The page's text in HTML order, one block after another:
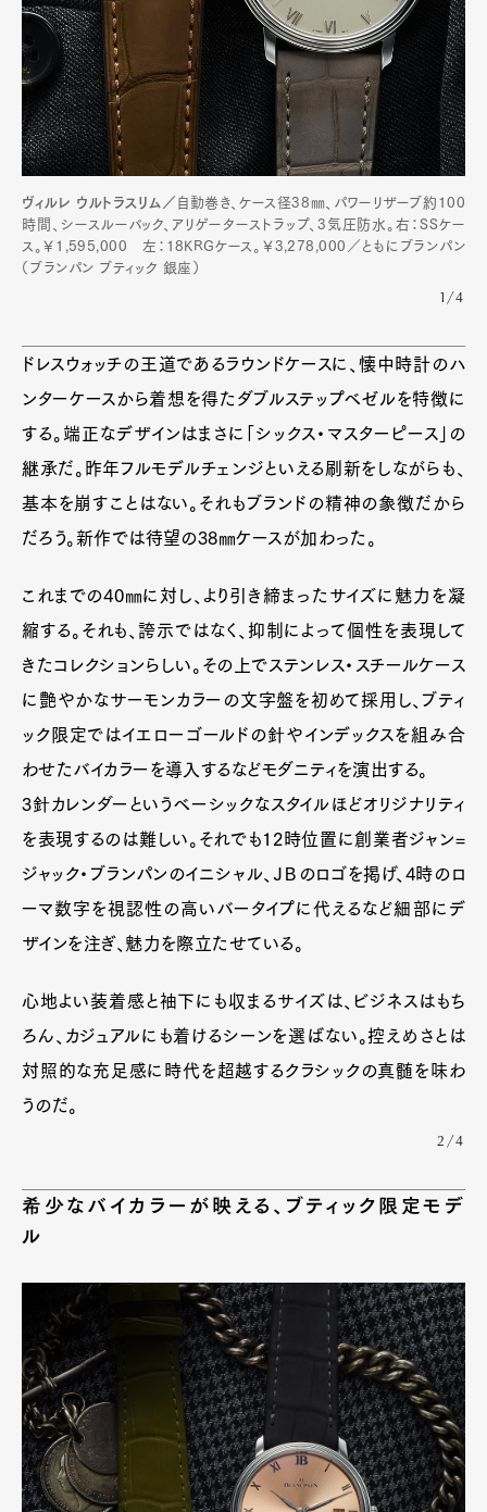
Art&DesignWatch
Official Columnist
About
Contact
Pen Meet
Pen international Pen tw
ヴィルレ ウルトラスリム／ 自動巻き、ケース径38㎜、パワーリザーブ約100
時間、シースルーバック、アリゲーターストラップ、3気圧防水。右：SSケー
ス。￥1,595,000 左：18KRGケース。￥3,278,000／ともにブランパン
（ブランパン ブティック 銀座）
1/4
ドレスウォッチの王道であるラウンドケースに、懐中時計のハ
ンターケースから着想を得たダブルステップベゼルを特徴に
する。端正なデザインはまさに「シックス・マスターピース」の
継承だ。昨年フルモデルチェンジといえる刷新をしながらも、
基本を崩すことはない。それもブランドの精神の象徴だから
だろう。新作では待望の38㎜ケースが加わった。
これまでの40㎜に対し、より引き締まったサイズに魅力を凝
縮する。それも、誇示ではなく、抑制によって個性を表現して
きたコレクションらしい。その上でステンレス・スチールケース
に艶やかなサーモンカラーの文字盤を初めて採用し、ブティ
ック限定ではイエローゴールドの針やインデックスを組み合
わせたバイカラーを導入するなどモダニティを演出する。
3針カレンダーというベーシックなスタイルほどオリジナリティ
を表現するのは難しい。それでも12時位置に創業者ジャン=
ジャック・ブランパンのイニシャル、ＪＢのロゴを掲げ、4時のロ
ーマ数字を視認性の高いバータイプに代えるなど細部にデ
ザインを注ぎ、魅力を際立たせている。
心地よい装着感と袖下にも収まるサイズは、ビジネスはもち
ろん、カジュアルにも着けるシーンを選ばない。控えめさとは
対照的な充足感に時代を超越するクラシックの真髄を味わ
うのだ。
2/4
希少なバイカラーが映える、ブティック限定モデ
ル